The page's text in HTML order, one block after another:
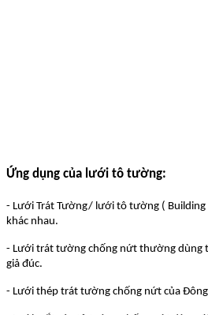
Ứng dụng của lưới tô tường:
- Lưới Trát Tường/ lưới tô tường ( Building
khác nhau.
- Lưới trát tường chống nứt thường dùng
giả đúc.
- Lưới thép trát tường chống nứt của